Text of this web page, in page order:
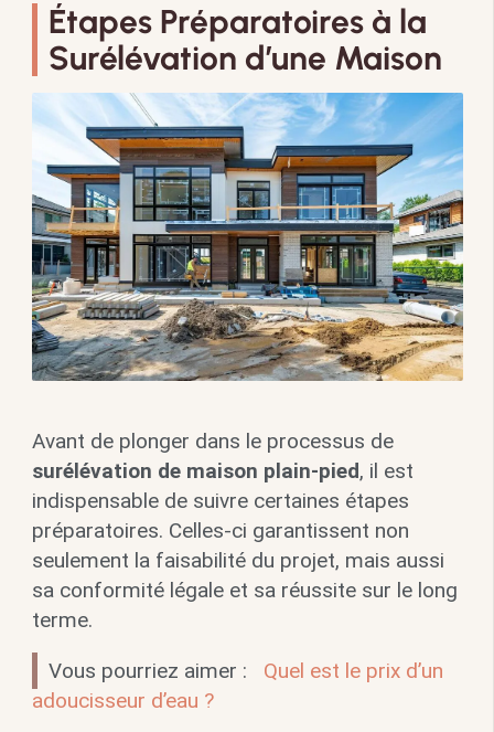
Étapes Préparatoires à la
Surélévation d’une Maison
Avant de plonger dans le processus de
surélévation de maison plain-pied, il est
indispensable de suivre certaines étapes
préparatoires. Celles-ci garantissent non
seulement la faisabilité du projet, mais aussi
sa conformité légale et sa réussite sur le long
terme.
Vous pourriez aimer :
Quel est le prix d’un
adoucisseur d’eau ?